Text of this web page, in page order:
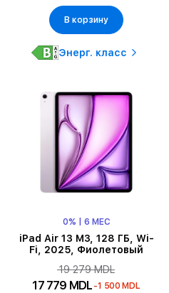
В корзину
Энерг. класс
0% | 6 МЕС
iPad Air 13 M3, 128 ГБ, Wi-
Fi, 2025, Фиолетовый
19 279 MDL
17 779 MDL -1 500 MDL